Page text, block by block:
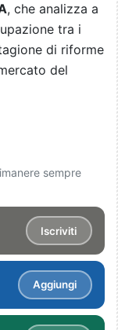
, che analizza a
tra i
di riforme
del
sempre
Iscriviti
Aggiungi